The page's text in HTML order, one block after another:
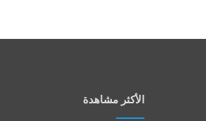
الأكثر مشاهدة